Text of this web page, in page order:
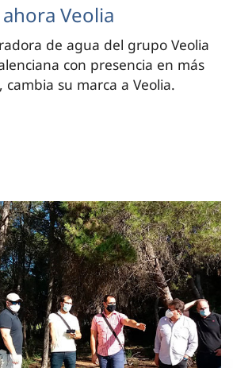
Veolia
de agua del grupo Veolia
con presencia en más
su marca a Veolia.